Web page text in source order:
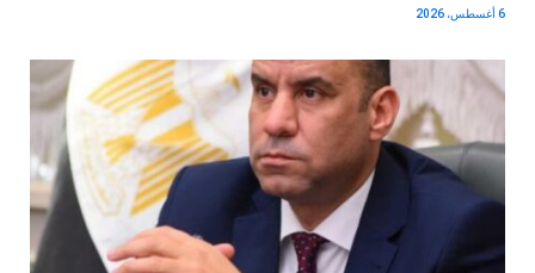
6 أغسطس، 2026